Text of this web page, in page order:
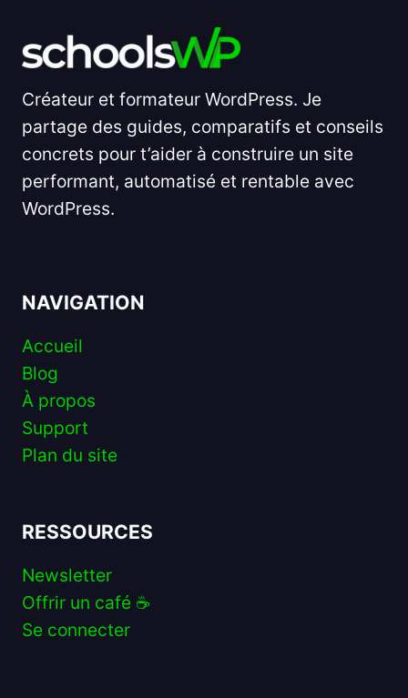
Créateur et formateur WordPress. Je
partage des guides, comparatifs et conseils
concrets pour t’aider à construire un site
performant, automatisé et rentable avec
WordPress.
NAVIGATION
Accueil
Blog
À propos
Support
Plan du site
RESSOURCES
Newsletter
Offrir un café ☕️
Se connecter